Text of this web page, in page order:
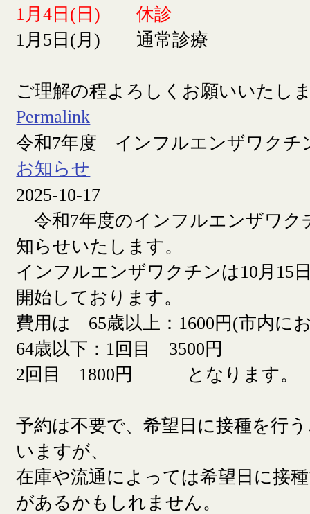
1月4日(日) 休診
1月5日(月) 通常診療
ご理解の程よろしくお願いいたし
Permalink
令和7年度 インフルエンザワクチ
お知らせ
2025-10-17
令和7年度のインフルエンザワク
知らせいたします。
インフルエンザワクチンは10月15
開始しております。
費用は 65歳以上：1600円(市内に
64歳以下：1回目 3500円
2回目 1800円 となります。
予約は不要で、希望日に接種を行
いますが、
在庫や流通によっては希望日に接
があるかもしれません。